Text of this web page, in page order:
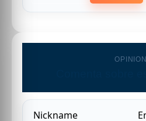
OPINION